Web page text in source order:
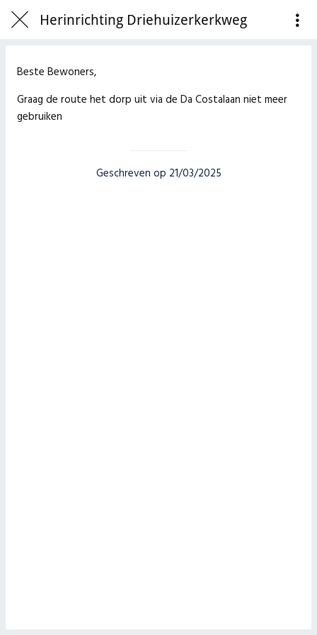
Herinrichting Driehuizerkerkweg
Beste Bewoners,
Graag de route het dorp uit via de Da Costalaan niet meer
gebruiken
Geschreven op 21/03/2025